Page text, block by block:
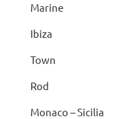
Marine
Ibiza
Town
Rod
Monaco – Sicilia